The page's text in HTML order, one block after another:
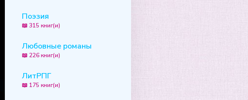
Поэзия
📖 315 книг(и)
Любовные романы
📖 226 книг(и)
ЛитРПГ
📖 175 книг(и)